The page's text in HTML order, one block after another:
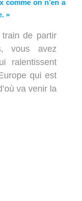
comme on n’en a
»
de partir
vous avez
ralentissent
qui est
va venir la